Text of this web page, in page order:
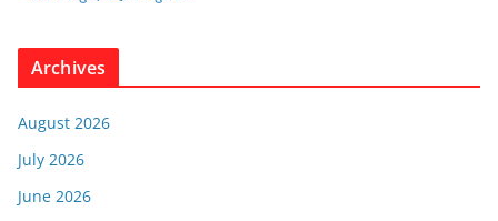
Archives
August 2026
July 2026
June 2026